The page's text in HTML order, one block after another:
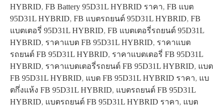
HYBRID, FB Battery 95D31L HYBRID ราคา, FB แบต
95D31L HYBRID, FB แบตรถยนต์ 95D31L HYBRID, FB
แบตเตอรี่ 95D31L HYBRID, FB แบตเตอรี่รถยนต์ 95D31L
HYBRID, ราคาแบต FB 95D31L HYBRID, ราคาแบต
รถยนต์ FB 95D31L HYBRID, ราคาแบตเตอรี่ FB 95D31L
HYBRID, ราคาแบตเตอรี่รถยนต์ FB 95D31L HYBRID, แบต
FB 95D31L HYBRID, แบต FB 95D31L HYBRID ราคา, แบ
ตกึ่งแห้ง FB 95D31L HYBRID, แบตรถยนต์ FB 95D31L
HYBRID, แบตรถยนต์ FB 95D31L HYBRID ราคา, แบต